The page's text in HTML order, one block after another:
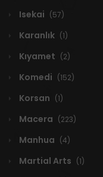
Isekai (57)
Karanlık (1)
Kıyamet (2)
Komedi (152)
Korsan (1)
Macera (223)
Manhua (4)
Martial Arts (1)